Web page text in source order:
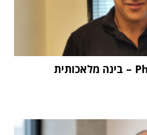
"העתיד הוא Physical AI – בינה מלאכותית